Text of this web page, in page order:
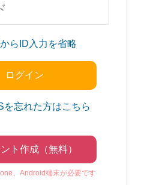
らID入力を省略
を忘れた方はこちら
ト作成（無料）
、Android端末が必要です